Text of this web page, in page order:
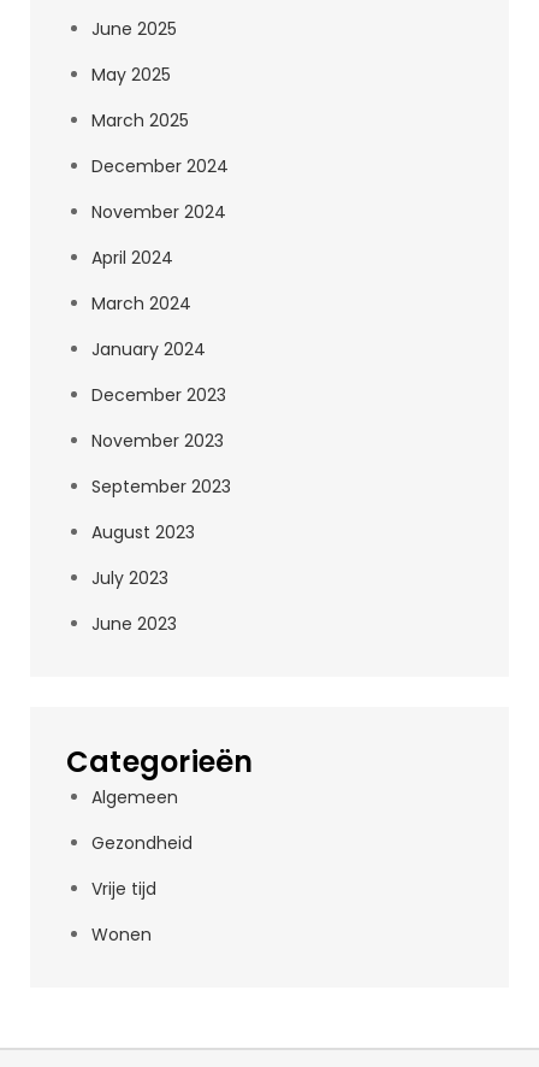
June 2025
May 2025
March 2025
December 2024
November 2024
April 2024
March 2024
January 2024
December 2023
November 2023
September 2023
August 2023
July 2023
June 2023
Categorieën
Algemeen
Gezondheid
Vrije tijd
Wonen